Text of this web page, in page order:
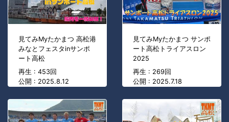
見てみMyたかまつ 高松港
みなとフェスタinサンポ
ート高松
再生 : 453回
公開 : 2025.8.12
見てみMyたかまつ サンポ
ート高松トライアスロン
2025
再生 : 269回
公開 : 2025.7.18